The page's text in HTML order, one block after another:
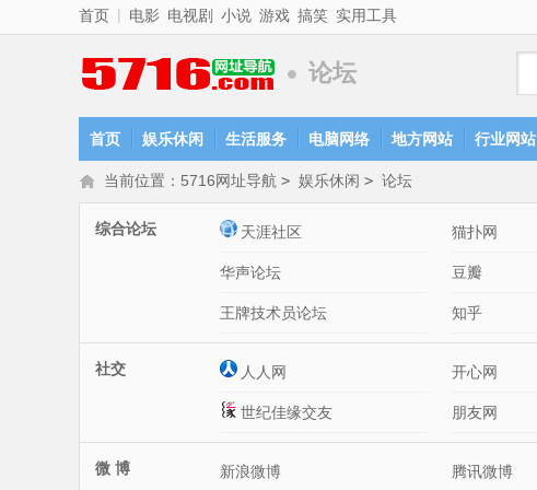
首页 | 电影 电视剧 小说 游戏 搞笑 实用工具
论坛
首页 娱乐休闲 生活服务 电脑网络 地方网站 行业网站
当前位置： 5716网址导航 > 娱乐休闲 > 论坛
综合论坛 天涯社区 猫扑网
华声论坛 豆瓣
王牌技术员论坛 知乎
社交 人人网 开心网
世纪佳缘交友 朋友网
微 博 新浪微博 腾讯微博